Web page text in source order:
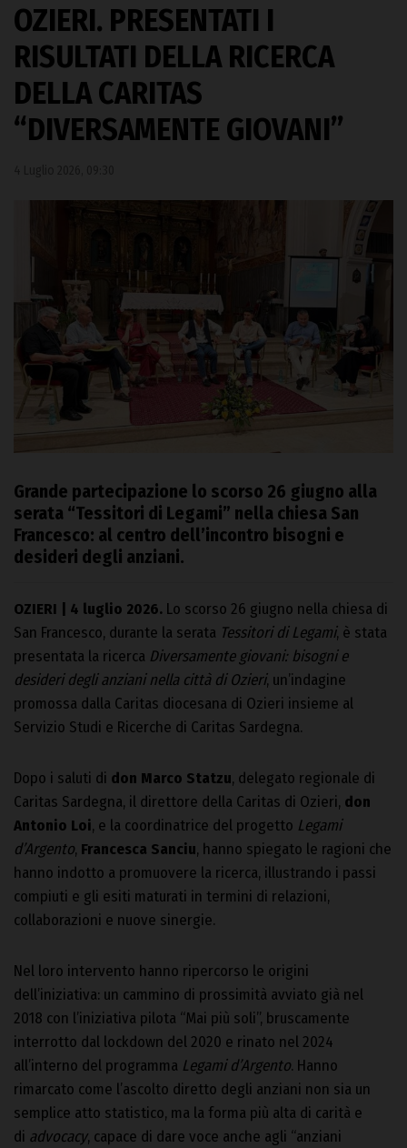
OZIERI. PRESENTATI I
RISULTATI DELLA RICERCA
DELLA CARITAS
“DIVERSAMENTE GIOVANI”
Grande partecipazione lo scorso 26 giugno alla
serata “Tessitori di Legami” nella chiesa San
Francesco: al centro dell’incontro bisogni e
desideri degli anziani.
OZIERI | 4 luglio 2026. Lo scorso 26 giugno nella chiesa di
San Francesco, durante la serata Tessitori di Legami, è stata
presentata la ricerca Diversamente giovani: bisogni e
desideri degli anziani nella città di Ozieri, un’indagine
promossa dalla Caritas diocesana di Ozieri insieme al
Servizio Studi e Ricerche di Caritas Sardegna.
Dopo i saluti di don Marco Statzu, delegato regionale di
Caritas Sardegna, il direttore della Caritas di Ozieri, don
Antonio Loi, e la coordinatrice del progetto Legami
d’Argento, Francesca Sanciu, hanno spiegato le ragioni che
hanno indotto a promuovere la ricerca, illustrando i passi
compiuti e gli esiti maturati in termini di relazioni,
collaborazioni e nuove sinergie.
Nel loro intervento hanno ripercorso le origini
dell’iniziativa: un cammino di prossimità avviato già nel
2018 con l’iniziativa pilota “Mai più soli”, bruscamente
interrotto dal lockdown del 2020 e rinato nel 2024
all’interno del programma Legami d’Argento. Hanno
rimarcato come l’ascolto diretto degli anziani non sia un
semplice atto statistico, ma la forma più alta di carità e
di advocacy, capace di dare voce anche agli “anziani